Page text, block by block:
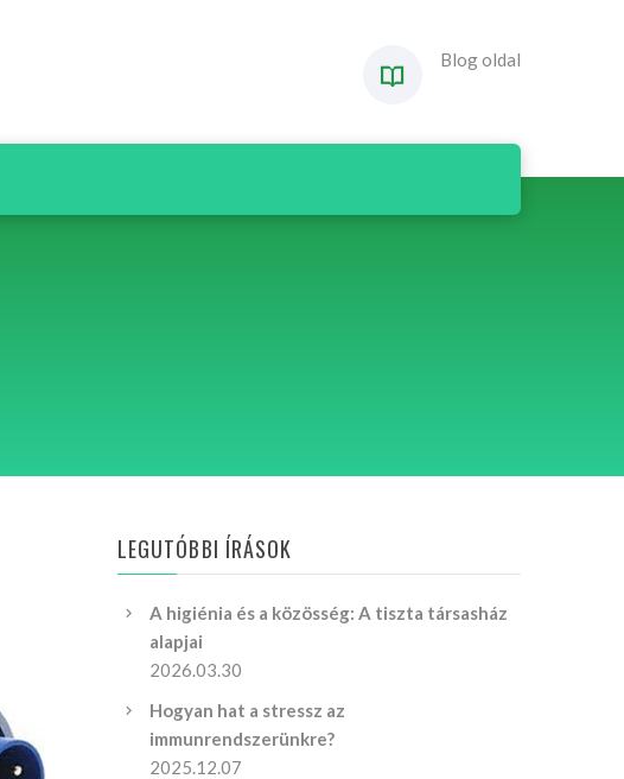
Blog oldal
LEGUTÓBBI ÍRÁSOK
A higiénia és a közösség: A tiszta társasház
alapjai
2026.03.30
Hogyan hat a stressz az
immunrendszerünkre?
2025.12.07